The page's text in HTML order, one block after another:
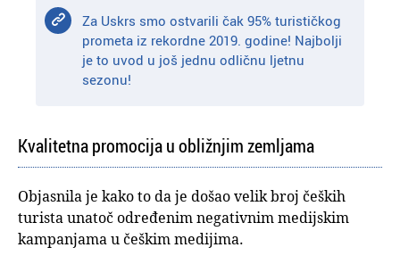
Za Uskrs smo ostvarili čak 95% turističkog
prometa iz rekordne 2019. godine! Najbolji
je to uvod u još jednu odličnu ljetnu
sezonu!
Kvalitetna promocija u obližnjim zemljama
Objasnila je kako to da je došao velik broj čeških
turista unatoč određenim negativnim medijskim
kampanjama u češkim medijima.